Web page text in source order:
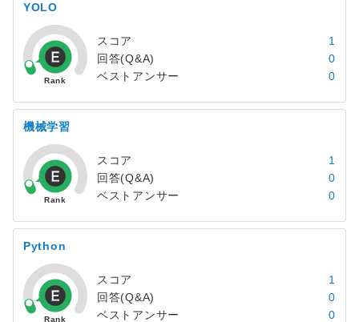
YOLO
スコア
1
回答(Q&A)
0
ベストアンサー
0
機械学習
スコア
1
回答(Q&A)
0
ベストアンサー
0
Python
スコア
1
回答(Q&A)
0
ベストアンサー
0